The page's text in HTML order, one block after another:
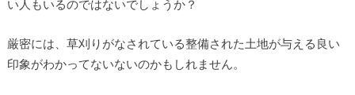
い人もいるのではないでしょうか？
厳密には、草刈りがなされている整備された土地が与える良い
印象がわかってないないのかもしれません。